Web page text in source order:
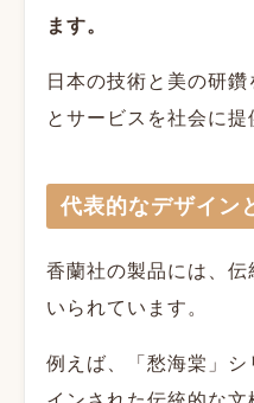
ます。
日本の技術と美の研
とサービスを社会に提
代表的なデザイン
香蘭社の製品には、伝
いられています。
例えば、「愁海棠」